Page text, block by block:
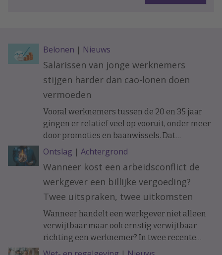
Belonen | Nieuws
Salarissen van jonge werknemers
stijgen harder dan cao-lonen doen
vermoeden
Vooral werknemers tussen de 20 en 35 jaar
gingen er relatief veel op vooruit, onder meer
door promoties en baanwissels. Dat
constateren economen van ABN Amro in
vakblad ESB, meldt De Telegraaf.
Ontslag | Achtergrond
Wanneer kost een arbeidsconflict de
werkgever een billijke vergoeding?
Twee uitspraken, twee uitkomsten
Wanneer handelt een werkgever niet alleen
verwijtbaar maar ook ernstig verwijtbaar
richting een werknemer? In twee recente
uitspraken werd de arbeidsovereenkomst